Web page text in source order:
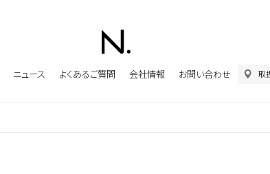
ニュース よくあるご質問 会社情報 お問い合わせ 取